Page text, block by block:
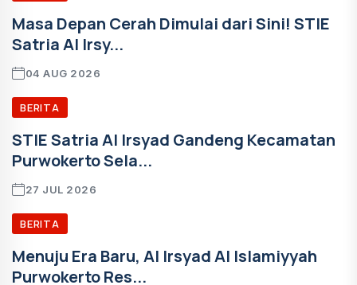
Masa Depan Cerah Dimulai dari Sini! STIE
Satria Al Irsy...
04 AUG 2026
BERITA
STIE Satria Al Irsyad Gandeng Kecamatan
Purwokerto Sela...
27 JUL 2026
BERITA
Menuju Era Baru, Al Irsyad Al Islamiyyah
Purwokerto Res...